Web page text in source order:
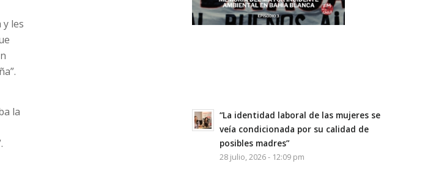
les
la
“La identidad laboral de las mujeres se
veía condicionada por su calidad de
posibles madres”
28 julio, 2026 - 12:09 pm